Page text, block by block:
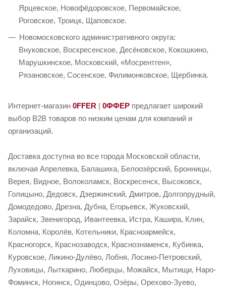
Ярцевское, Новофёдоровское, Первомайское,
Роговское, Троицк, Щаповское.
Новомосковского административного округа:
Внуковское, Воскресенское, Десёновское, Кокошкино,
Марушкинское, Московский, «Мосрентген»,
Рязановское, Сосенское, Филимонковское, Щербинка.
Интернет-магазин 0FFER | 0ФФЕР предлагает широкий
выбор B2B товаров по низким ценам для компаний и
организаций.
Доставка доступна во все города Московской области,
включая Апрелевка, Балашиха, Белоозёрский, Бронницы,
Верея, Видное, Волоколамск, Воскресенск, Высоковск,
Голицыно, Дедовск, Дзержинский, Дмитров, Долгопрудный,
Домодедово, Дрезна, Дубна, Егорьевск, Жуковский,
Зарайск, Звенигород, Ивантеевка, Истра, Кашира, Клин,
Коломна, Королёв, Котельники, Красноармейск,
Красногорск, Краснозаводск, Краснознаменск, Кубинка,
Куровское, Ликино-Дулёво, Лобня, Лосино-Петровский,
Луховицы, Лыткарино, Люберцы, Можайск, Мытищи, Наро-
Фоминск, Ногинск, Одинцово, Озёры, Орехово-Зуево,